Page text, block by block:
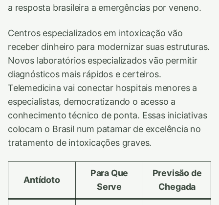
a resposta brasileira a emergências por veneno.
Centros especializados em intoxicação vão
receber dinheiro para modernizar suas estruturas.
Novos laboratórios especializados vão permitir
diagnósticos mais rápidos e certeiros.
Telemedicina vai conectar hospitais menores a
especialistas, democratizando o acesso a
conhecimento técnico de ponta. Essas iniciativas
colocam o Brasil num patamar de excelência no
tratamento de intoxicações graves.
Antídoto
Para Que
Serve
Previsão de
Chegada